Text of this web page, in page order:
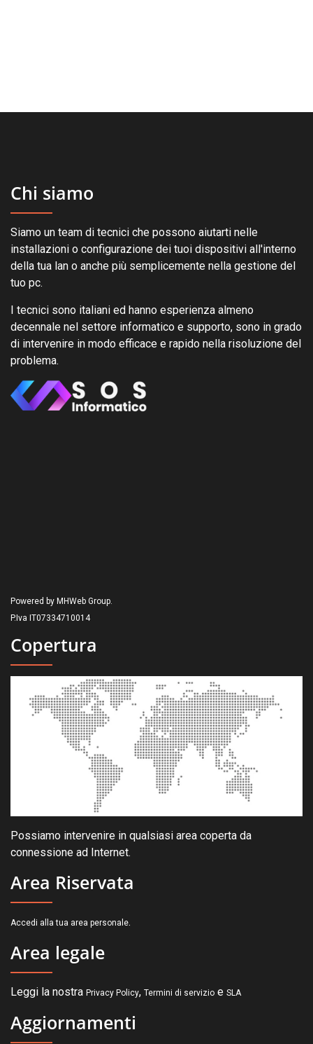
Chi siamo
Siamo un team di tecnici che possono aiutarti nelle
installazioni o configurazione dei tuoi dispositivi all'interno
della tua lan o anche più semplicemente nella gestione del
tuo pc.
I tecnici sono italiani ed hanno esperienza almeno
decennale nel settore informatico e supporto, sono in grado
di intervenire in modo efficace e rapido nella risoluzione del
problema.
Powered by MHWeb Group.
P.Iva IT07334710014
Copertura
Possiamo intervenire in qualsiasi area coperta da
connessione ad Internet.
Area Riservata
Accedi alla tua area personale.
Area legale
Leggi la nostra Privacy Policy, Termini di servizio e SLA
Aggiornamenti